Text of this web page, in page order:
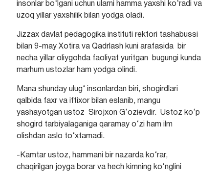
insonlar bo‘lgani uchun ularni hamma yaxshi ko‘radi va
uzoq yillar yaxshilik bilan yodga oladi.
Jizzax davlat pedagogika instituti rektori tashabussi
bilan 9-may Xotira va Qadrlash kuni arafasida bir
necha yillar oliygohda faoliyat yuritgan bugungi kunda
marhum ustozlar ham yodga olindi.
Mana shunday ulug‘ insonlardan biri, shogirdlari
qalbida faxr va iftixor bilan eslanib, mangu
yashayotgan ustoz Sirojxon G‘ozievdir. Ustoz ko‘p
shogird tarbiyalaganiga qaramay o‘zi ham ilm
olishdan aslo to‘xtamadi.
-Kamtar ustoz, hammani bir nazarda ko‘rar,
chaqirilgan joyga borar va hech kimning ko‘nglini